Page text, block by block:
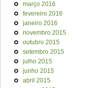
março 2016
fevereiro 2016
janeiro 2016
novembro 2015
outubro 2015
setembro 2015
julho 2015
junho 2015
abril 2015